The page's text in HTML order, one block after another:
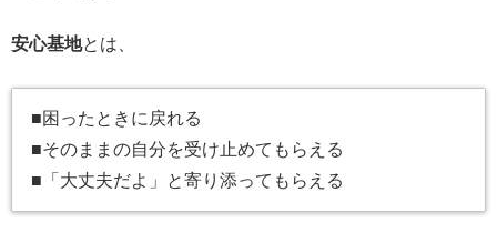
安心基地とは、
■困ったときに戻れる
■そのままの自分を受け止めてもらえる
■「大丈夫だよ」と寄り添ってもらえる